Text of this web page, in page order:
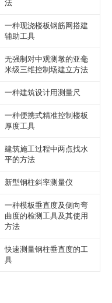
法
一种现浇楼板钢筋网搭建
辅助工具
无强制对中观测墩的亚毫
米级三维控制场建立方法
一种建筑设计用测量尺
一种便携式精准控制楼板
厚度工具
建筑施工过程中两点找水
平的方法
新型钢柱斜率测量仪
一种模板垂直度及侧向弯
曲度的检测工具及其使用
方法
快速测量钢柱垂直度的工
具